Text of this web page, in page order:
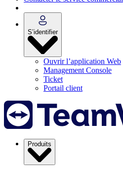
S’identifier
Ouvrir l’application Web
Management Console
Ticket
Portail client
Produits